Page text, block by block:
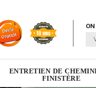
ENTRETIEN DE
FINISTÈRE